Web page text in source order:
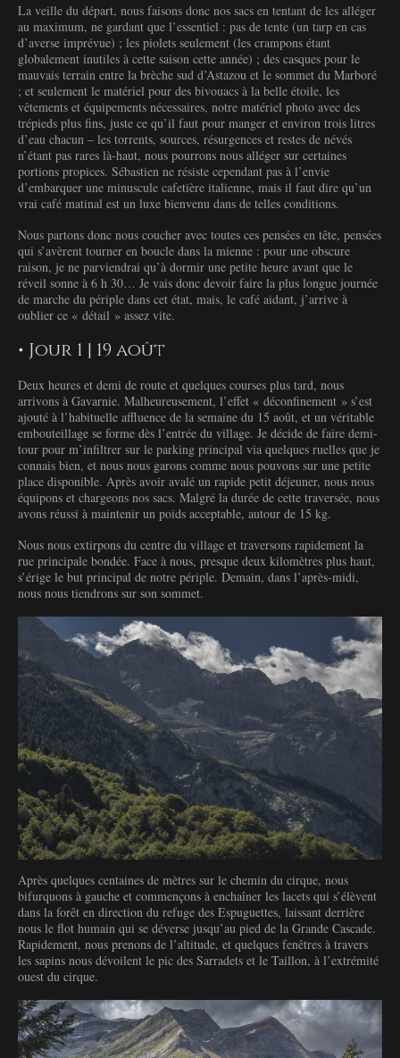
La veille du départ, nous faisons donc nos sacs en tentant de les alléger
au maximum, ne gardant que l’essentiel : pas de tente (un tarp en cas
d’averse imprévue) ; les piolets seulement (les crampons étant
globalement inutiles à cette saison cette année) ; des casques pour le
mauvais terrain entre la brèche sud d’Astazou et le sommet du Marboré
; et seulement le matériel pour des bivouacs à la belle étoile, les
vêtements et équipements nécessaires, notre matériel photo avec des
trépieds plus fins, juste ce qu’il faut pour manger et environ trois litres
d’eau chacun – les torrents, sources, résurgences et restes de névés
n’étant pas rares là-haut, nous pourrons nous alléger sur certaines
portions propices. Sébastien ne résiste cependant pas à l’envie
d’embarquer une minuscule cafetière italienne, mais il faut dire qu’un
vrai café matinal est un luxe bienvenu dans de telles conditions.
Nous partons donc nous coucher avec toutes ces pensées en tête, pensées
qui s’avèrent tourner en boucle dans la mienne : pour une obscure
raison, je ne parviendrai qu’à dormir une petite heure avant que le
réveil sonne à 6 h 30… Je vais donc devoir faire la plus longue journée
de marche du périple dans cet état, mais, le café aidant, j’arrive à
oublier ce « détail » assez vite.
• Jour 1 | 19 août
Deux heures et demi de route et quelques courses plus tard, nous
arrivons à Gavarnie. Malheureusement, l’effet « déconfinement » s’est
ajouté à l’habituelle affluence de la semaine du 15 août, et un véritable
embouteillage se forme dès l’entrée du village. Je décide de faire demi-
tour pour m’infiltrer sur le parking principal via quelques ruelles que je
connais bien, et nous nous garons comme nous pouvons sur une petite
place disponible. Après avoir avalé un rapide petit déjeuner, nous nous
équipons et chargeons nos sacs. Malgré la durée de cette traversée, nous
avons réussi à maintenir un poids acceptable, autour de 15 kg.
Nous nous extirpons du centre du village et traversons rapidement la
rue principale bondée. Face à nous, presque deux kilomètres plus haut,
s’érige le but principal de notre périple. Demain, dans l’après-midi,
nous nous tiendrons sur son sommet.
Après quelques centaines de mètres sur le chemin du cirque, nous
bifurquons à gauche et commençons à enchaîner les lacets qui s’élèvent
dans la forêt en direction du refuge des Espuguettes, laissant derrière
nous le flot humain qui se déverse jusqu’au pied de la Grande Cascade.
Rapidement, nous prenons de l’altitude, et quelques fenêtres à travers
les sapins nous dévoilent le pic des Sarradets et le Taillon, à l’extrémité
ouest du cirque.